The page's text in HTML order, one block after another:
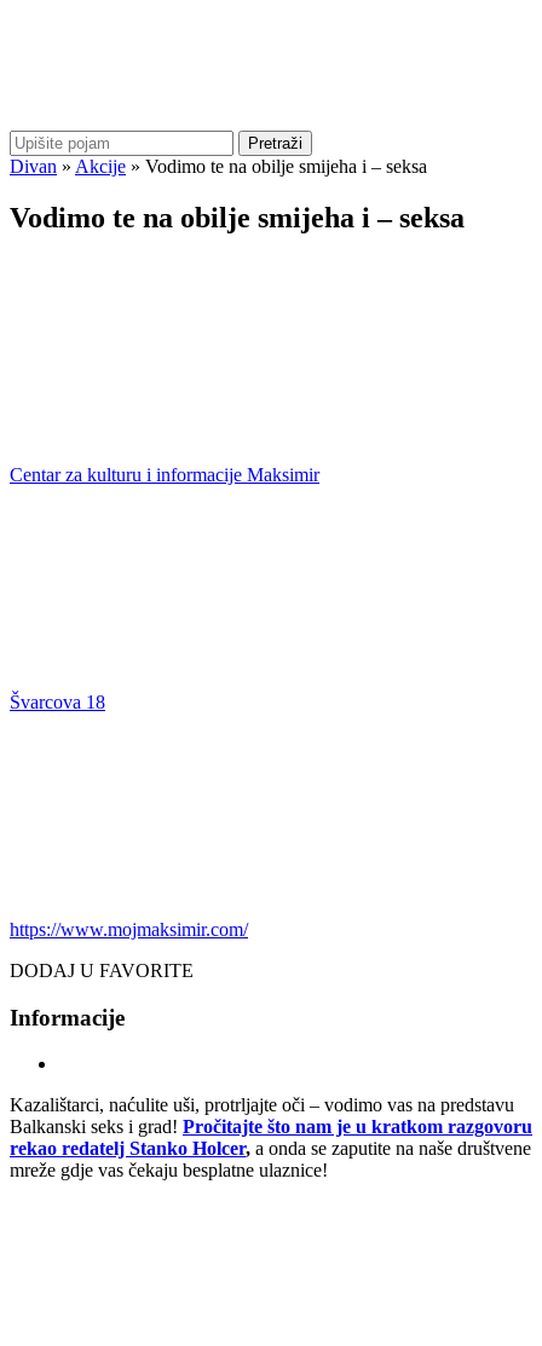
Pretraži
Divan » Akcije » Vodimo te na obilje smijeha i – seksa
Vodimo te na obilje smijeha i – seksa
Centar za kulturu i informacije Maksimir
Švarcova 18
https://www.mojmaksimir.com/
DODAJ U FAVORITE
Informacije
Kazalištarci, naćulite uši, protrljajte oči – vodimo vas na predstavu
Balkanski seks i grad! Pročitajte što nam je u kratkom razgovoru
rekao redatelj Stanko Holcer, a onda se zaputite na naše društvene
mreže gdje vas čekaju besplatne ulaznice!